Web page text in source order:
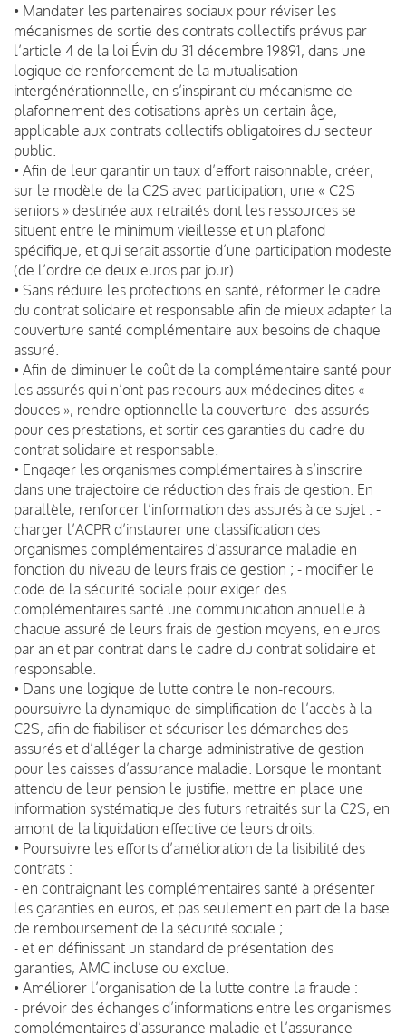
• Mandater les partenaires sociaux pour réviser les
mécanismes de sortie des contrats collectifs prévus par
l’article 4 de la loi Évin du 31 décembre 19891, dans une
logique de renforcement de la mutualisation
intergénérationnelle, en s’inspirant du mécanisme de
plafonnement des cotisations après un certain âge,
applicable aux contrats collectifs obligatoires du secteur
public.
• Afin de leur garantir un taux d’effort raisonnable, créer,
sur le modèle de la C2S avec participation, une « C2S
seniors » destinée aux retraités dont les ressources se
situent entre le minimum vieillesse et un plafond
spécifique, et qui serait assortie d’une participation modeste
(de l’ordre de deux euros par jour).
• Sans réduire les protections en santé, réformer le cadre
du contrat solidaire et responsable afin de mieux adapter la
couverture santé complémentaire aux besoins de chaque
assuré.
• Afin de diminuer le coût de la complémentaire santé pour
les assurés qui n’ont pas recours aux médecines dites «
douces », rendre optionnelle la couverture des assurés
pour ces prestations, et sortir ces garanties du cadre du
contrat solidaire et responsable.
• Engager les organismes complémentaires à s’inscrire
dans une trajectoire de réduction des frais de gestion. En
parallèle, renforcer l’information des assurés à ce sujet : -
charger l’ACPR d’instaurer une classification des
organismes complémentaires d’assurance maladie en
fonction du niveau de leurs frais de gestion ; - modifier le
code de la sécurité sociale pour exiger des
complémentaires santé une communication annuelle à
chaque assuré de leurs frais de gestion moyens, en euros
par an et par contrat dans le cadre du contrat solidaire et
responsable.
• Dans une logique de lutte contre le non-recours,
poursuivre la dynamique de simplification de l’accès à la
C2S, afin de fiabiliser et sécuriser les démarches des
assurés et d’alléger la charge administrative de gestion
pour les caisses d’assurance maladie. Lorsque le montant
attendu de leur pension le justifie, mettre en place une
information systématique des futurs retraités sur la C2S, en
amont de la liquidation effective de leurs droits.
• Poursuivre les efforts d’amélioration de la lisibilité des
contrats :
- en contraignant les complémentaires santé à présenter
les garanties en euros, et pas seulement en part de la base
de remboursement de la sécurité sociale ;
- et en définissant un standard de présentation des
garanties, AMC incluse ou exclue.
• Améliorer l’organisation de la lutte contre la fraude :
- prévoir des échanges d’informations entre les organismes
complémentaires d’assurance maladie et l’assurance